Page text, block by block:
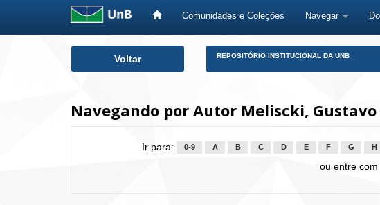
Comunidades e Coleções Navegar
Voltar REPOSITÓRIO INSTITUCIONAL DA UNB
Navegando por Autor Meliscki,
Ir para: 0-9 A B C D E F G H
ou entre